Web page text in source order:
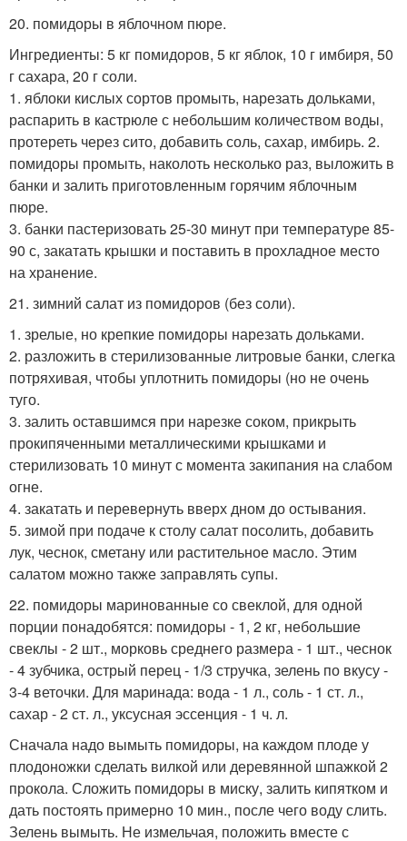
20. помидоры в яблочном пюре.
Ингредиенты: 5 кг помидоров, 5 кг яблок, 10 г имбиря, 50
г сахара, 20 г соли.
1. яблоки кислых сортов промыть, нарезать дольками,
распарить в кастрюле с небольшим количеством воды,
протереть через сито, добавить соль, сахар, имбирь. 2.
помидоры промыть, наколоть несколько раз, выложить в
банки и залить приготовленным горячим яблочным
пюре.
3. банки пастеризовать 25-30 минут при температуре 85-
90 с, закатать крышки и поставить в прохладное место
на хранение.
21. зимний салат из помидоров (без соли).
1. зрелые, но крепкие помидоры нарезать дольками.
2. разложить в стерилизованные литровые банки, слегка
потряхивая, чтобы уплотнить помидоры (но не очень
туго.
3. залить оставшимся при нарезке соком, прикрыть
прокипяченными металлическими крышками и
стерилизовать 10 минут с момента закипания на слабом
огне.
4. закатать и перевернуть вверх дном до остывания.
5. зимой при подаче к столу салат посолить, добавить
лук, чеснок, сметану или растительное масло. Этим
салатом можно также заправлять супы.
22. помидоры маринованные со свеклой, для одной
порции понадобятся: помидоры - 1, 2 кг, небольшие
свеклы - 2 шт., морковь среднего размера - 1 шт., чеснок
- 4 зубчика, острый перец - 1/3 стручка, зелень по вкусу -
3-4 веточки. Для маринада: вода - 1 л., соль - 1 ст. л.,
сахар - 2 ст. л., уксусная эссенция - 1 ч. л.
Сначала надо вымыть помидоры, на каждом плоде у
плодоножки сделать вилкой или деревянной шпажкой 2
прокола. Сложить помидоры в миску, залить кипятком и
дать постоять примерно 10 мин., после чего воду слить.
Зелень вымыть. Не измельчая, положить вместе с